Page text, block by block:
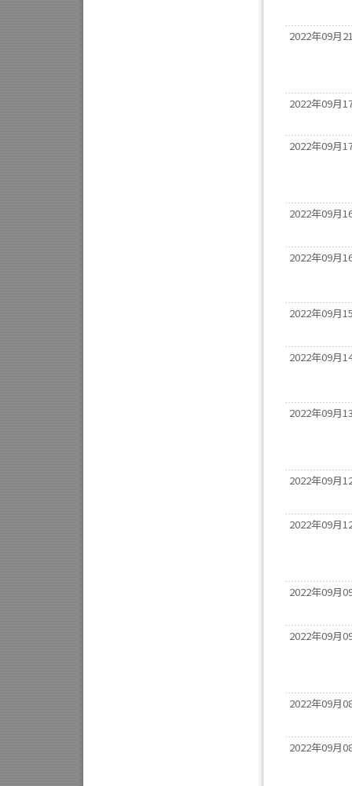
2022年09月
2022年09月
2022年09月
2022年09月
2022年09月
2022年09月
2022年09月
2022年09月
2022年09月
2022年09月
2022年09月
2022年09月
2022年09月
2022年09月